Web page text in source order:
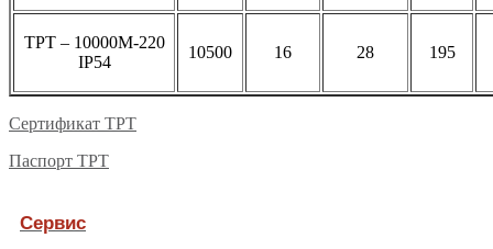
ТРТ – 10000М-220
IP54
10500 16 28 195
Сертификат ТРТ
Паспорт ТРТ
Сервис